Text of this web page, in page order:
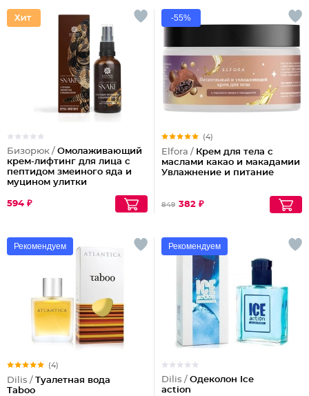
Бизорюк / Омолаживающий
крем-лифтинг для лица с
пептидом змеиного яда и
муцином улитки
594 ₽
-55%
(4)
Elfora / Крем для тела с
маслами какао и макадамии
Увлажнение и питание
849 382 ₽
Рекомендуем
(4)
Dilis / Туалетная вода
Taboo
Рекомендуем
Dilis / Одеколон Ice
action